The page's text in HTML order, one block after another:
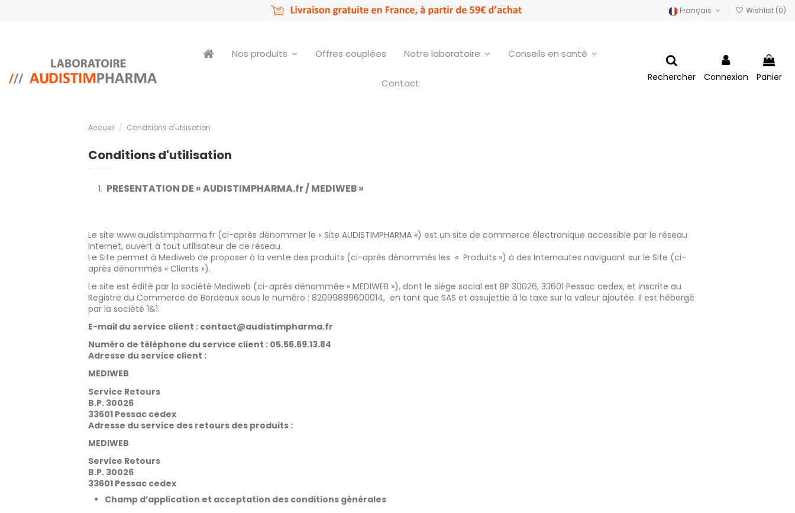
Français Wishlist (0)
Nos produits Offres couplées Notre laboratoire Conseils en santé
Contact
Rechercher Connexion Panier
Accueil Conditions d'utilisation
Conditions d'utilisation
PRESENTATION DE « AUDISTIMPHARMA.fr / MEDIWEB »
Le sitewww.audistimpharma.fr (ci-après dénommer le « Site AUDISTIMPHARMA ») est un site de commerce électronique accessible par le réseau
Internet, ouvert à tout utilisateur de ce réseau.
Le Site permet à Mediweb de proposer à la vente des produits (ci-après dénommés les « Produits ») à des Internautes naviguant sur le Site (ci-
après dénommés « Clients »).
Le site est édité par la société Mediweb (ci-après dénommée « MEDIWEB »), dont le siège social est BP 30026, 33601 Pessac cedex, et inscrite au
Registre du Commerce de Bordeaux sous le numéro : 82099889600014, en tant que SAS et assujettie à la taxe sur la valeur ajoutée. Il est hébergé
par la société 1&1.
E-mail du service client : contact@audistimpharma.fr
Numéro de téléphone du service client : 05.56.69.13.84
Adresse du service client :
MEDIWEB
Service Retours
B.P. 30026
33601 Pessac cedex
Adresse du service des retours des produits :
MEDIWEB
Service Retours
B.P. 30026
33601 Pessac cedex
Champ d’application et acceptation des conditions générales